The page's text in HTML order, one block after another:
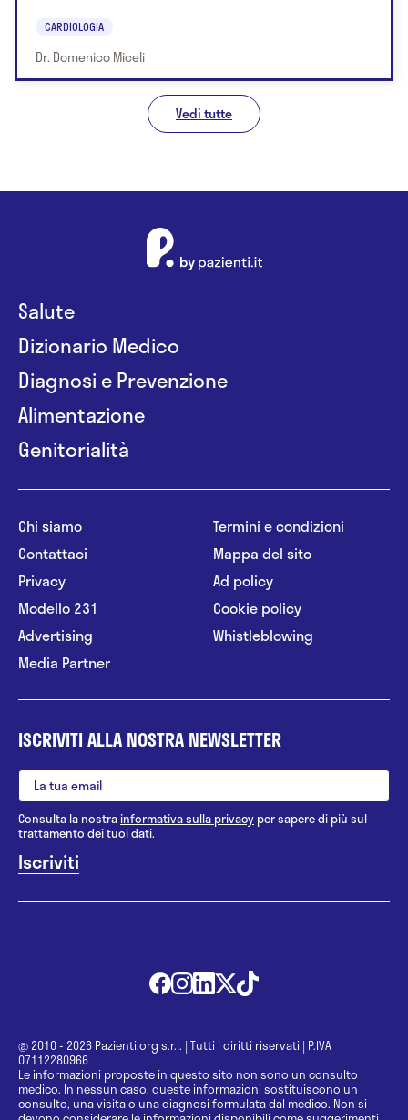
CARDIOLOGIA
Dr. Domenico Miceli
Vedi tutte
Salute
Dizionario Medico
Diagnosi e Prevenzione
Alimentazione
Genitorialità
Chi siamo
Contattaci
Privacy
Modello 231
Advertising
Media Partner
Termini e condizioni
Mappa del sito
Ad policy
Cookie policy
Whistleblowing
ISCRIVITI ALLA NOSTRA NEWSLETTER
Consulta la nostrainformativa sulla privacy per sapere di più sul
trattamento dei tuoi dati.
@ 2010 - 2026 Pazienti.org s.r.l. | Tutti i diritti riservati | P.IVA
07112280966
Le informazioni proposte in questo sito non sono un consulto
medico. In nessun caso, queste informazioni sostituiscono un
consulto, una visita o una diagnosi formulata dal medico. Non si